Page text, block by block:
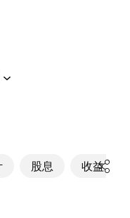
股息 收益